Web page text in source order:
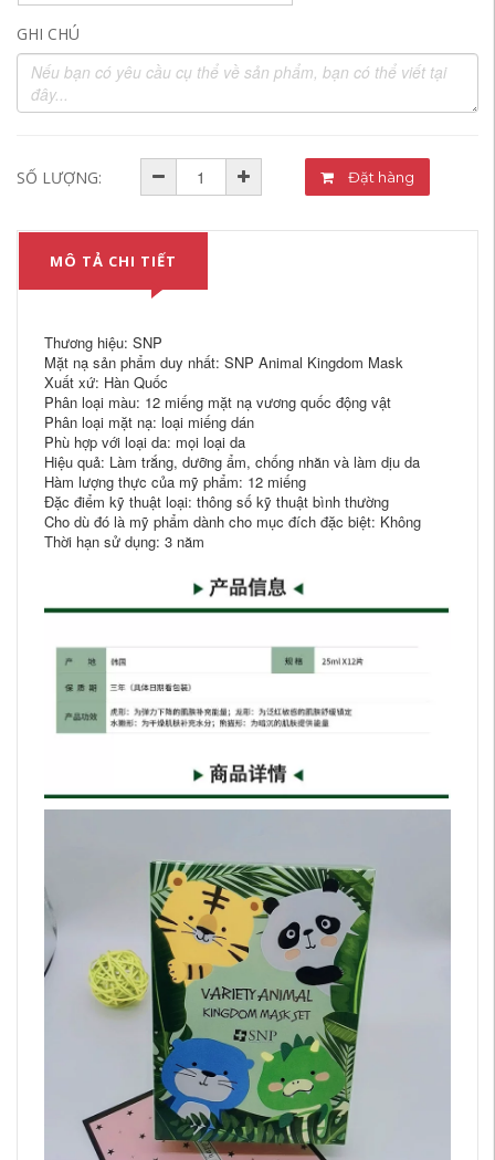
GHI CHÚ
SỐ LƯỢNG: Đặt hàng
MÔ TẢ CHI TIẾT
Thương hiệu: SNP
Mặt nạ sản phẩm duy nhất: SNP Animal Kingdom Mask
Xuất xứ: Hàn Quốc
Phân loại màu: 12 miếng mặt nạ vương quốc động vật
Phân loại mặt nạ: loại miếng dán
Phù hợp với loại da: mọi loại da
Hiệu quả: Làm trắng, dưỡng ẩm, chống nhăn và làm dịu da
Hàm lượng thực của mỹ phẩm: 12 miếng
Đặc điểm kỹ thuật loại: thông số kỹ thuật bình thường
Cho dù đó là mỹ phẩm dành cho mục đích đặc biệt: Không
Thời hạn sử dụng: 3 năm